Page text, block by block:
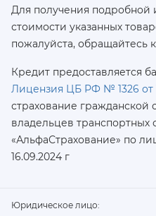
Для получения
стоимости указанных
пожалуйста, обращайтесь
Кредит предоставляется
Лицензия ЦБ РФ № 1326 от
страхование гражданской
владельцев транспортных
«АльфаСтрахование» по
16.09.2024 г
Юридическое лицо: